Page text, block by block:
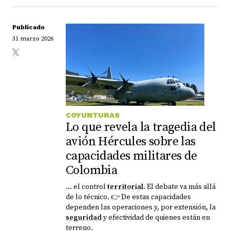
Publicado
31 marzo 2026
COYUNTURAS
Lo que revela la tragedia del
avión Hércules sobre las
capacidades militares de
Colombia
... el controlterritorial. El debate va más allá
de lo técnico. 👉 De estas capacidades
dependen las operaciones y, por extensión, la
seguridady efectividad de quienes están en
terreno.